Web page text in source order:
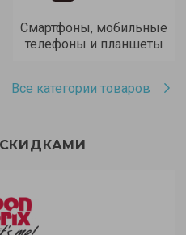
Смартфоны, мобильные
телефоны и планшеты
Все категории товаров